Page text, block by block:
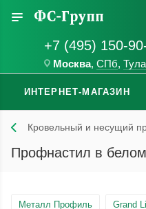
+7 (495) 150-
Москва, СПб, Тула
ИНТЕРНЕТ-МАГАЗИН
Кровельный и несущий
Профнастил в
Металл Профиль Grand